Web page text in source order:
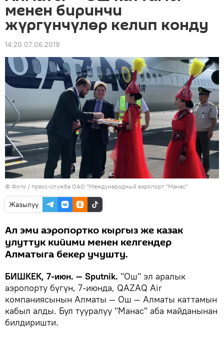
менен биринчи
жүргүнчүлөр келип конду
14:20 07.06.2019
© Фото / пресс-служба ОАО "Международный аэропорт "Манас"
Жазылуу
Ал эми аэропортко кыргыз же казак
улуттук кийими менен келгендер
Алматыга бекер учушту.
БИШКЕК, 7-июн. — Sputnik. "Ош" эл аралык
аэропорту бүгүн, 7-июнда, QAZAQ Air
компаниясынын Алматы — Ош — Алматы каттамын
кабыл алды. Бул тууралуу "Манас" аба майданынан
билдиришти.